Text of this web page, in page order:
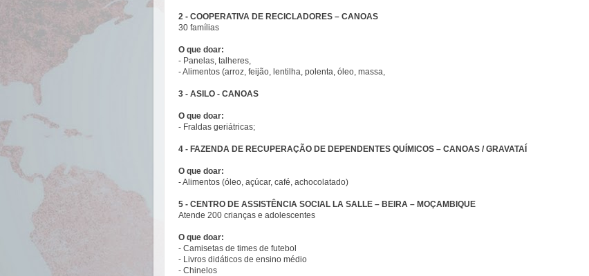
2 - COOPERATIVA DE RECICLADORES – CANOAS
30 famílias
O que doar:
- Panelas, talheres,
- Alimentos (arroz, feijão, lentilha, polenta, óleo, massa,
3 - ASILO - CANOAS
O que doar:
- Fraldas geriátricas;
4 - FAZENDA DE RECUPERAÇÃO DE DEPENDENTES QUÍMICOS – CANOAS / GRAVATAÍ
O que doar:
- Alimentos (óleo, açúcar, café, achocolatado)
5 - CENTRO DE ASSISTÊNCIA SOCIAL LA SALLE – BEIRA – MOÇAMBIQUE
Atende 200 crianças e adolescentes
O que doar:
- Camisetas de times de futebol
- Livros didáticos de ensino médio
- Chinelos